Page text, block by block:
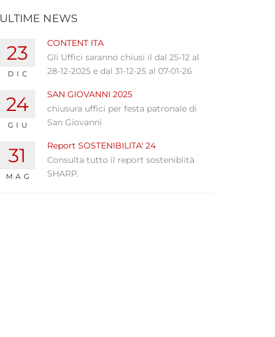
ULTIME NEWS
23
DIC
CONTENT ITA
Gli Uffici saranno chiusi il dal 25-12 al
28-12-2025 e dal 31-12-25 al 07-01-26
24
GIU
SAN GIOVANNI 2025
chiusura uffici per festa patronale di
San Giovanni
31
MAG
Report SOSTENIBILITA' 24
Consulta tutto il report sosteniblità
SHARP.